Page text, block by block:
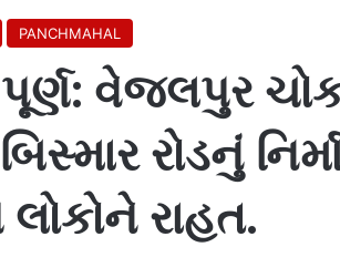
PANCHMAHAL
પૂર્ણ: વેજલપુર
રોડનું
રાહત.